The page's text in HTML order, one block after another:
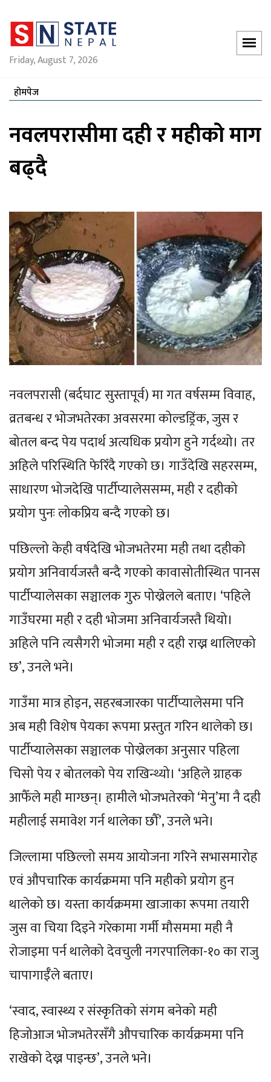
Friday, August 7, 2026
होमपेज
नवलपरासीमा दही र महीको माग
बढ्दै
नवलपरासी (बर्दघाट सुस्तापूर्व) मा गत वर्षसम्म विवाह,
व्रतबन्ध र भोजभतेरका अवसरमा कोल्डड्रिंक, जुस र
बोतल बन्द पेय पदार्थ अत्यधिक प्रयोग हुने गर्दथ्यो। तर
अहिले परिस्थिति फेरिँदै गएको छ। गाउँदेखि सहरसम्म,
साधारण भोजदेखि पार्टीप्यालेससम्म, मही र दहीको
प्रयोग पुनः लोकप्रिय बन्दै गएको छ।
पछिल्लो केही वर्षदेखि भोजभतेरमा मही तथा दहीको
प्रयोग अनिवार्यजस्तै बन्दै गएको कावासोतीस्थित पानस
पार्टीप्यालेसका सञ्चालक गुरु पोख्रेलले बताए। ‘पहिले
गाउँघरमा मही र दही भोजमा अनिवार्यजस्तै थियो।
अहिले पनि त्यसैगरी भोजमा मही र दही राख्न थालिएको
छ’, उनले भने।
गाउँमा मात्र होइन, सहरबजारका पार्टीप्यालेसमा पनि
अब मही विशेष पेयका रूपमा प्रस्तुत गरिन थालेको छ।
पार्टीप्यालेसका सञ्चालक पोख्रेलका अनुसार पहिला
चिसो पेय र बोतलको पेय राखिन्थ्यो। ‘अहिले ग्राहक
आफैँले मही माग्छन्। हामीले भोजभतेरको ‘मेनु’मा नै दही
महीलाई समावेश गर्न थालेका छौँ’, उनले भने।
जिल्लामा पछिल्लो समय आयोजना गरिने सभासमारोह
एवं औपचारिक कार्यक्रममा पनि महीको प्रयोग हुन
थालेको छ। यस्ता कार्यक्रममा खाजाका रूपमा तयारी
जुस वा चिया दिइने गरेकामा गर्मी मौसममा मही नै
रोजाइमा पर्न थालेको देवचुली नगरपालिका-१० का राजु
चापागाईँले बताए।
‘स्वाद, स्वास्थ्य र संस्कृतिको संगम बनेको मही
हिजोआज भोजभतेरसँगै औपचारिक कार्यक्रममा पनि
राखेको देख्न पाइन्छ’, उनले भने।